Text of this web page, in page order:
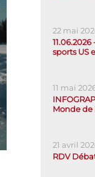
22 mai
sports US
11 mai
Monde de
21 avril
RDV